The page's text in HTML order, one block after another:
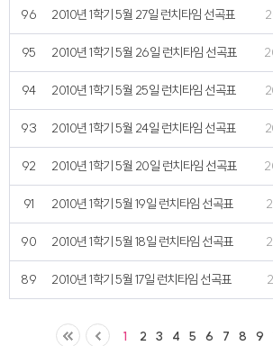
96 2010년 1학기 5월 27일 런치타임 선곡표
95 2010년 1학기 5월 26일 런치타임 선곡표
94 2010년 1학기 5월 25일 런치타임 선곡표
93 2010년 1학기 5월 24일 런치타임 선곡표
92 2010년 1학기 5월 20일 런치타임 선곡표
91 2010년 1학기 5월 19일 런치타임 선곡표
90 2010년 1학기 5월 18일 런치타임 선곡표
89 2010년 1학기 5월 17일 런치타임 선곡표
1 2 3 4 5 6 7 8 9